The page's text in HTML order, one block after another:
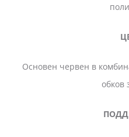
Основен червен в
обков